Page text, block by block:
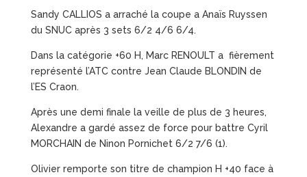
Sandy CALLIOS a arraché la coupe a Anaïs Ruyssen
du SNUC après 3 sets 6/2 4/6 6/4.
Dans la catégorie +60 H, Marc RENOULT a fièrement
représenté l’ATC contre Jean Claude BLONDIN de
l’ES Craon.
Après une demi finale la veille de plus de 3 heures,
Alexandre a gardé assez de force pour battre Cyril
MORCHAIN de Ninon Pornichet 6/2 7/6 (1).
Olivier remporte son titre de champion H +40 face à